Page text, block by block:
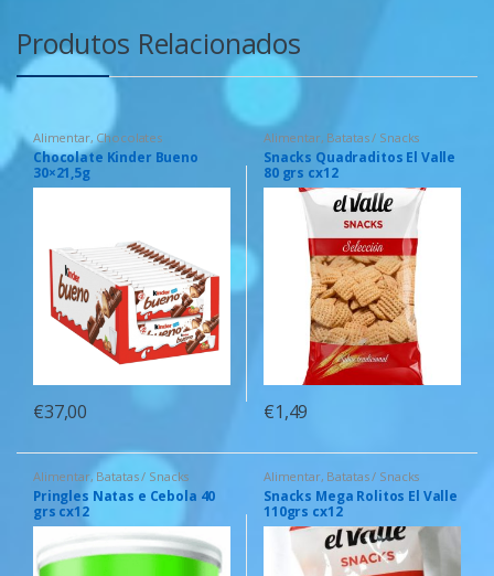
Produtos Relacionados
Alimentar, Chocolates
Chocolate Kinder Bueno
30×21,5g
€37,00
Alimentar, Batatas / Snacks
Snacks Quadraditos El Valle
80 grs cx12
€1,49
Alimentar, Batatas / Snacks
Pringles Natas e Cebola 40
grs cx12
Alimentar, Batatas / Snacks
Snacks Mega Rolitos El Valle
110grs cx12